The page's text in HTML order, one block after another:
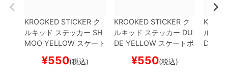
KROOKED STICKER ク
ルキッド ステッカー SH
MOO YELLOW スケート
¥550(税込)
KROOKED STICKER ク
ルキッド ステッカー DU
DE YELLOW スケートボ
¥550(税込)
ルキッ
DE